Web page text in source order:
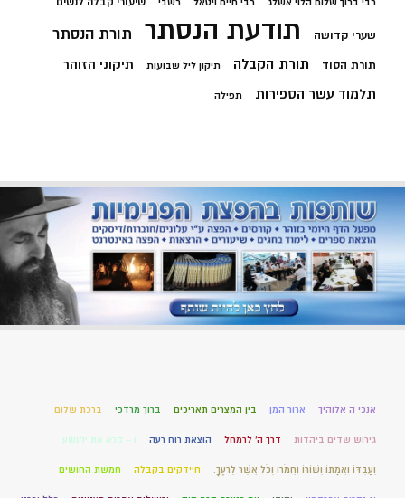
שערי קדושה תודעת הנסתר תורת הנסתר
תורת הסוד תורת הקבלה תיקון ליל שבועות תיקוני הזוהר
תלמוד עשר הספירות תפילה
אנכי ה אלוהיך ארור המן בין המצרים תאריכים ברוך מרדכי ברכת שלום
גירוש שדים ביהדות דרך ה' לרמחל הוצאת רוח רעה ו – קרא את יהושע
וְעַבְדּוֹ וַאֲמָתוֹ וְשׁוֹרוֹ וַחֲמֹרוֹ וְכֹל אֲשֶׁר לְרֵעֶךָ. חיידקים בקבלה חמשת החושים